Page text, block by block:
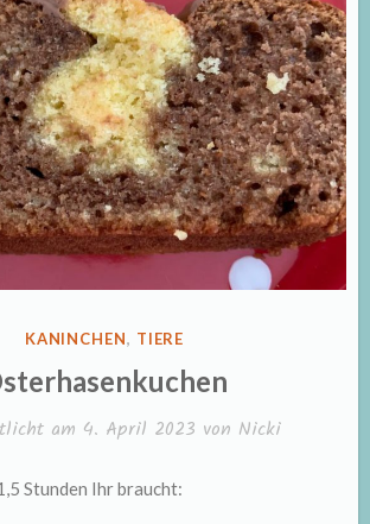
VERÖFFENTLICHT
KANINCHEN, TIERE
am 4. April 2023 von Nicki
Stunden Ihr braucht: